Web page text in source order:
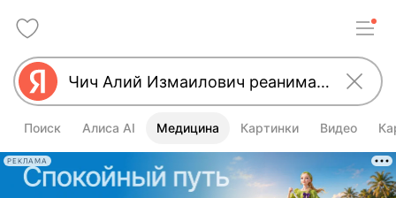
Поиск Алиса AI Медицина Картинки Видео
РЕКЛАМА